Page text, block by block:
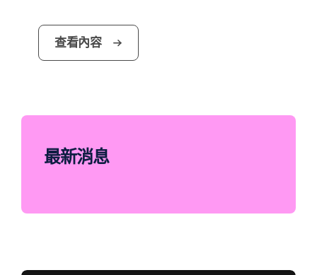
查看內容
最新消息